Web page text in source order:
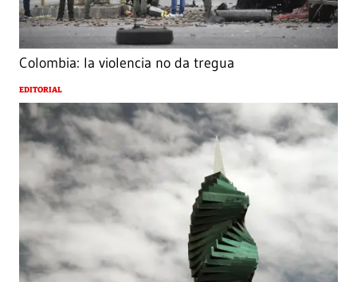
Colombia: la violencia no da tregua
EDITORIAL